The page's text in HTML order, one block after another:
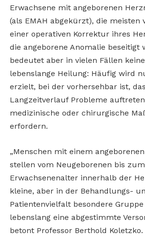
Erwachsene mit angeborenen
(als EMAH abgekürzt), die meisten
einer operativen Korrektur ihres
die angeborene Anomalie beseitigt
bedeutet aber in vielen Fällen
lebenslange Heilung: Häufig wird
erzielt, bei der vorhersehbar ist,
Langzeitverlauf Probleme
medizinische oder chirurgische
erfordern.
„Menschen mit einem
stellen vom Neugeborenen bis zum
Erwachsenenalter innerhalb der
kleine, aber in der Behandlungs-
Patientenvielfalt besondere
lebenslang eine abgestimmte
betont Professor Berthold Koletzko.